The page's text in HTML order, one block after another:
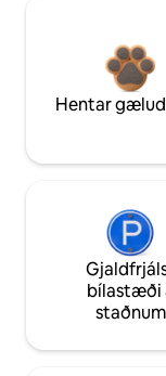
Hentar
bílastæði
staðnum